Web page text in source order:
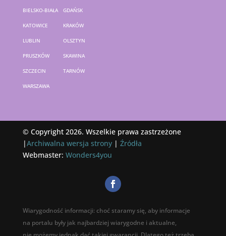
BIELSKO-BIAŁA GDAŃSK
KATOWICE KRAKÓW
LUBLIN OLSZTYN
PRUSZKÓW SKAWINA
SZCZECIN TARNÓW
WARSZAWA
© Copyright 2026. Wszelkie prawa zastrzeżone
|Archiwalna wersja strony| Źródła
Webmaster: Wonders4you
Wiarygodność informacji: choć staramy się, aby informacje
na portalu były jak najbardziej wiarygodne i aktualne,